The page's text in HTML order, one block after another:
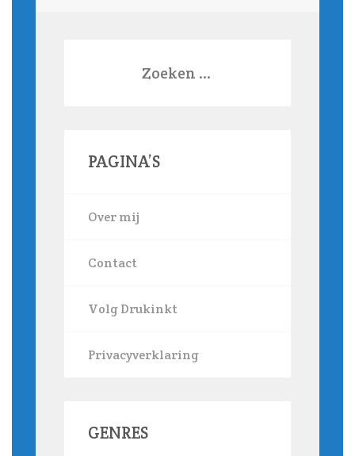
PAGINA’S
Over mij
Contact
Volg Drukinkt
Privacyverklaring
GENRES